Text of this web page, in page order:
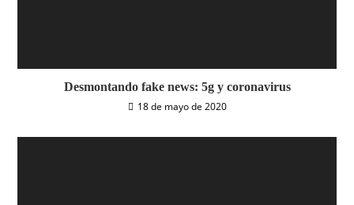
Desmontando fake news: 5g y coronavirus
18 de mayo de 2020